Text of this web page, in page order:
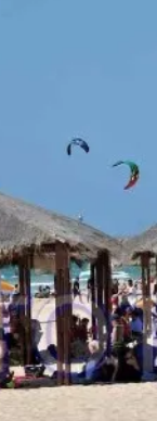
KITESURF
WINTER